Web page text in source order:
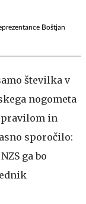
Boštjan
številka v
nogometa
pravilom in
sporočilo:
ga bo